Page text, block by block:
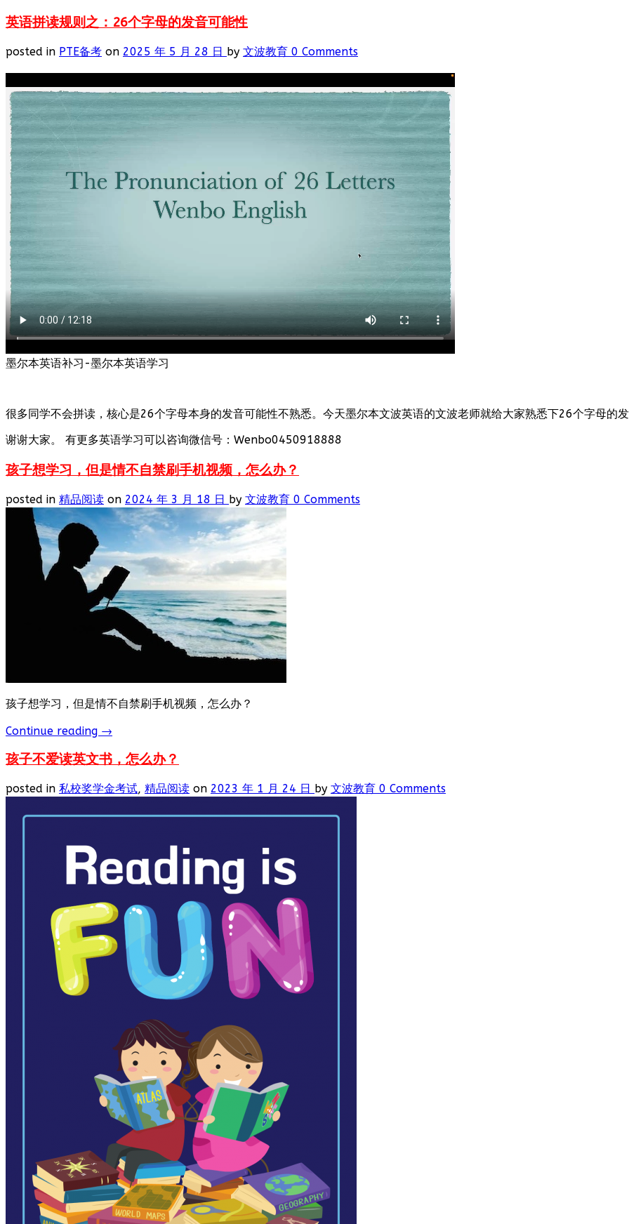
英语拼读规则之：26个字母的发音可能性
posted in PTE备考 on 2025 年 5 月 28 日 by 文波教育 0 Comments
墨尔本英语补习-墨尔本英语学习
很多同学不会拼读，核心是26个字母本身的发音可能性不熟悉。今天墨尔本文波英语的文波老师就给大家熟悉下26个字母的发
谢谢大家。 有更多英语学习可以咨询微信号：Wenbo0450918888
孩子想学习，但是情不自禁刷手机视频，怎么办？
posted in 精品阅读 on 2024 年 3 月 18 日 by 文波教育 0 Comments
孩子想学习，但是情不自禁刷手机视频，怎么办？
Continue reading →
孩子不爱读英文书，怎么办？
posted in 私校奖学金考试, 精品阅读 on 2023 年 1 月 24 日 by 文波教育 0 Comments